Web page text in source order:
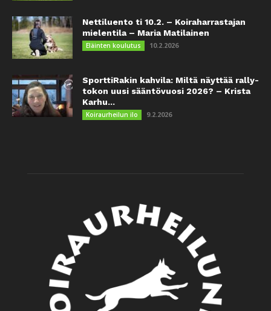
Nettiluento ti 10.2. – Koiraharrastajan
mielentila – Maria Matilainen
Eläinten koulutus 10.2.2026
SporttiRakin kahvila: Miltä näyttää rally-
tokon uusi sääntövuosi 2026? – Krista
Karhu...
Koiraurheilun ilo 9.2.2026